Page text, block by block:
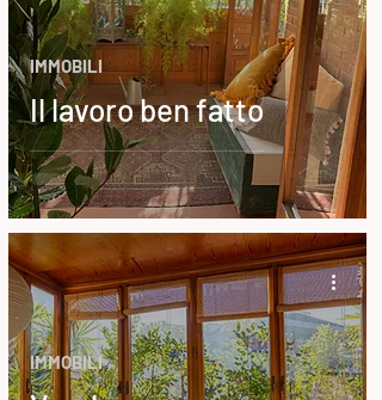
Il lavoro ben fatto
IMMOBILI
IMMOBILI